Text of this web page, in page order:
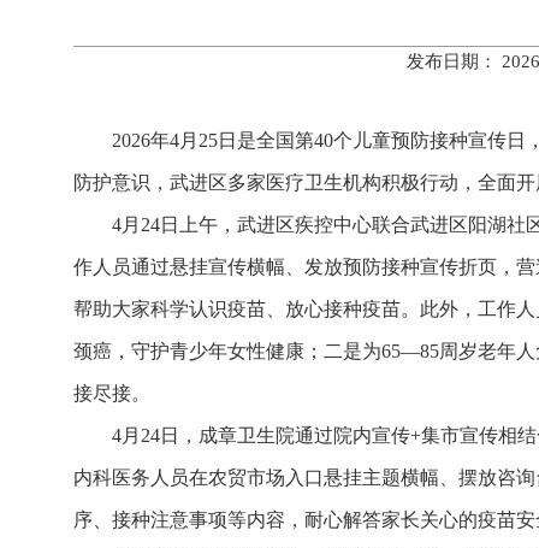
发布日期：
2026年4月25日是全国第40个儿童预防接种宣传
防护意识，武进区多家医疗卫生机构积极行动，全面
4月24日上午，武进区疾控中心联合武进区阳湖
作人员通过悬挂宣传横幅、发放预防接种宣传折页，
帮助大家科学认识疫苗、放心接种疫苗。此外，工作
颈癌，守护青少年女性健康；二是为65—85周岁老年
接尽接。
4月24日，成章卫生院通过院内宣传+集市宣传相
内科医务人员在农贸市场入口悬挂主题横幅、摆放咨
序、接种注意事项等内容，耐心解答家长关心的疫苗